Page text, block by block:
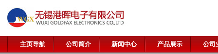
主页导航 公司简介 新闻中心 产品展示 公司